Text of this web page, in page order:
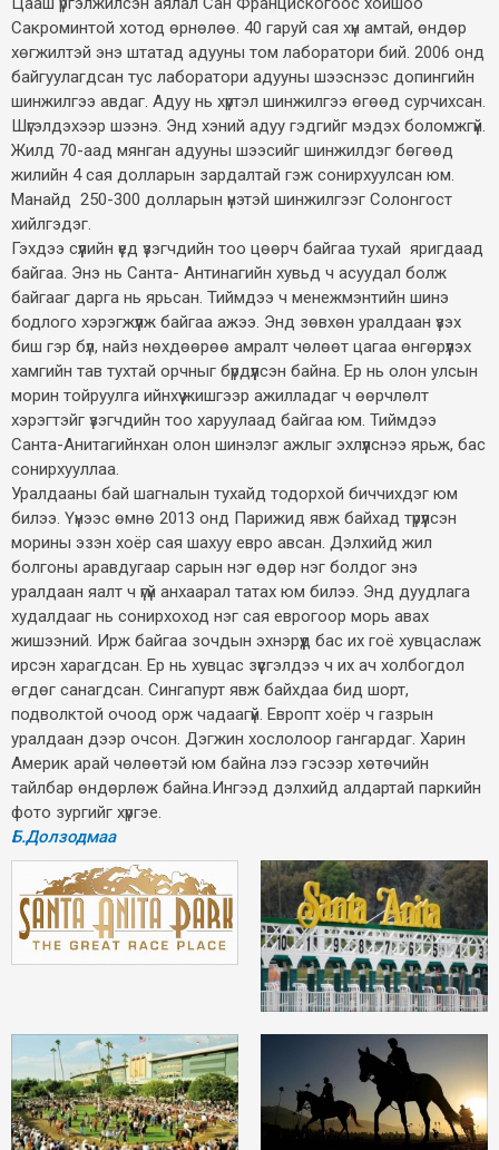
Сакроминтой хотод өрнөлөө. 40 гаруй сая хүн амтай, өндөр
хөгжилтэй энэ штатад адууны том лаборатори бий. 2006 онд
байгуулагдсан тус лаборатори адууны шээснээс допингийн
шинжилгээ авдаг. Адуу нь хүртэл шинжилгээ өгөөд сурчихсан.
Шүгэлдэхээр шээнэ. Энд хэний адуу гэдгийг мэдэх боломжгүй.
Жилд 70-аад мянган адууны шээсийг шинжилдэг бөгөөд
жилийн 4 сая долларын зардалтай гэж сонирхуулсан юм.
Манайд 250-300 долларын үнэтэй шинжилгээг Солонгост
хийлгэдэг.
Гэхдээ сүүлийн үед үзэгчдийн тоо цөөрч байгаа тухай яригдаад
байгаа. Энэ нь Санта- Антинагийн хувьд ч асуудал болж
байгааг дарга нь ярьсан. Тиймдээ ч менежмэнтийн шинэ
бодлого хэрэгжүүлж байгаа ажээ. Энд зөвхөн уралдаан үзэх
биш гэр бүл, найз нөхдөөрөө амралт чөлөөт цагаа өнгөрүүлэх
хамгийн тав тухтай орчныг бүрдүүлсэн байна. Ер нь олон улсын
морин тойруулга ийнхүү жишгээр ажилладаг ч өөрчлөлт
хэрэгтэйг үзэгчдийн тоо харуулаад байгаа юм. Тиймдээ
Санта-Анитагийнхан олон шинэлэг ажлыг эхлүүлснээ ярьж, бас
сонирхууллаа.
Уралдааны бай шагналын тухайд тодорхой биччихдэг юм
билээ. Үүнээс өмнө 2013 онд Парижид явж байхад түрүүлсэн
морины эзэн хоёр сая шахуу евро авсан. Дэлхийд жил
болгоны аравдугаар сарын нэг өдөр нэг болдог энэ
уралдаан яалт ч үгүй анхаарал татах юм билээ. Энд дуудлага
худалдааг нь сонирхоход нэг сая еврогоор морь авах
жишээний. Ирж байгаа зочдын эхнэрүүд бас их гоё хувцаслаж
ирсэн харагдсан. Ер нь хувцас зүүсгэлдээ ч их ач холбогдол
өгдөг санагдсан. Сингапурт явж байхдаа бид шорт,
подволктой очоод орж чадаагүй. Европт хоёр ч газрын
уралдаан дээр очсон. Дэгжин хослолоор гангардаг. Харин
Америк арай чөлөөтэй юм байна лээ гэсээр хөтөчийн
тайлбар өндөрлөж байна.Ингээд дэлхийд алдартай паркийн
фото зургийг хүргэе.
Б.Долзодмаа